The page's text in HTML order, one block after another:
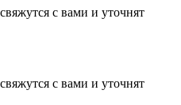
с вами и уточнят
с вами и уточнят